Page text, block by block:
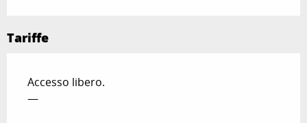
Tariffe
Accesso libero.
—